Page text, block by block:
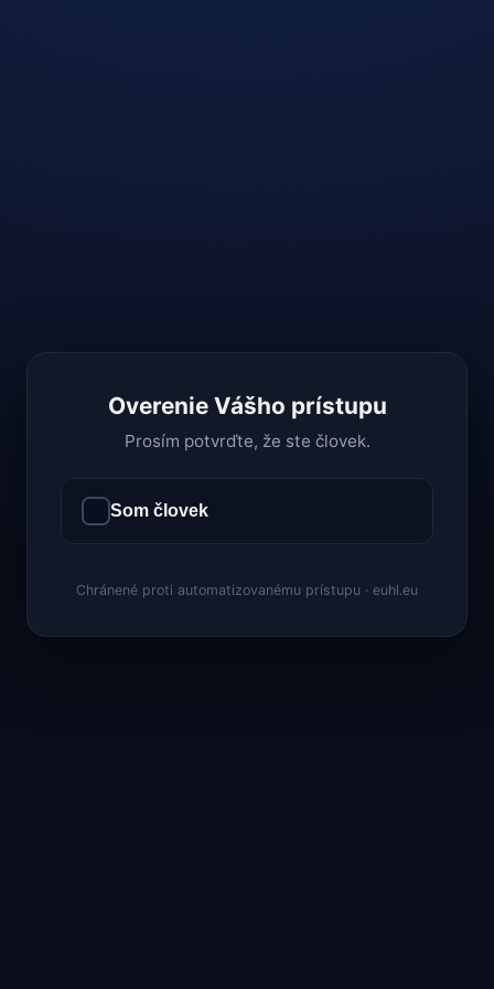
Overenie Vášho prístupu
Prosím potvrďte, že ste človek.
Som človek
Chránené proti automatizovanému prístupu · euhl.eu